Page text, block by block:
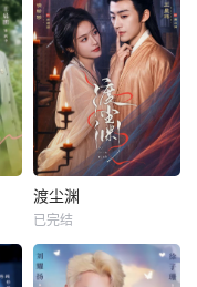
渡尘渊
已完结